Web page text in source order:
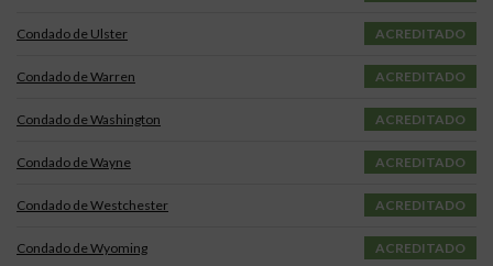
Condado de Ulster ACREDITADO
Condado de Warren ACREDITADO
Condado de Washington ACREDITADO
Condado de Wayne ACREDITADO
Condado de Westchester ACREDITADO
Condado de Wyoming ACREDITADO